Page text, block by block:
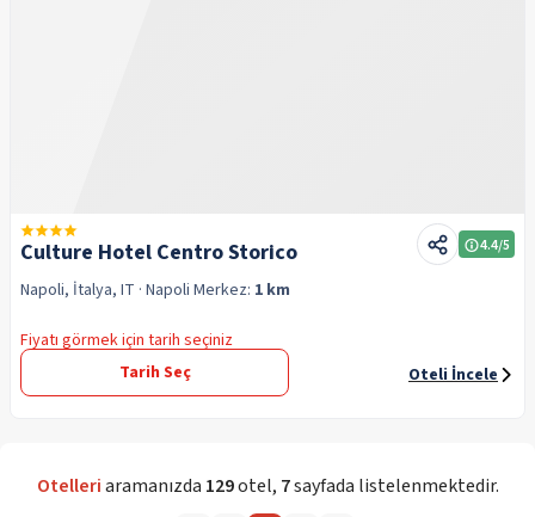
Culture Hotel Centro Storico 4.4/5
Napoli, İtalya, IT · Napoli Merkez: 1 km
Fiyatı görmek için tarih seçiniz
Tarih Seç
Oteli İncele
Otelleriaramanızda 129otel, 7sayfada listelenmektedir.